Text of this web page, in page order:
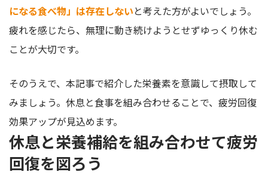
になる食べ物」は存在しないと考えた方がよいでしょう。
疲れを感じたら、無理に動き続けようとせずゆっくり休む
ことが大切です。
そのうえで、本記事で紹介した栄養素を意識して摂取して
みましょう。休息と食事を組み合わせることで、疲労回復
効果アップが見込めます。
休息と栄養補給を組み合わせて疲労
回復を図ろう